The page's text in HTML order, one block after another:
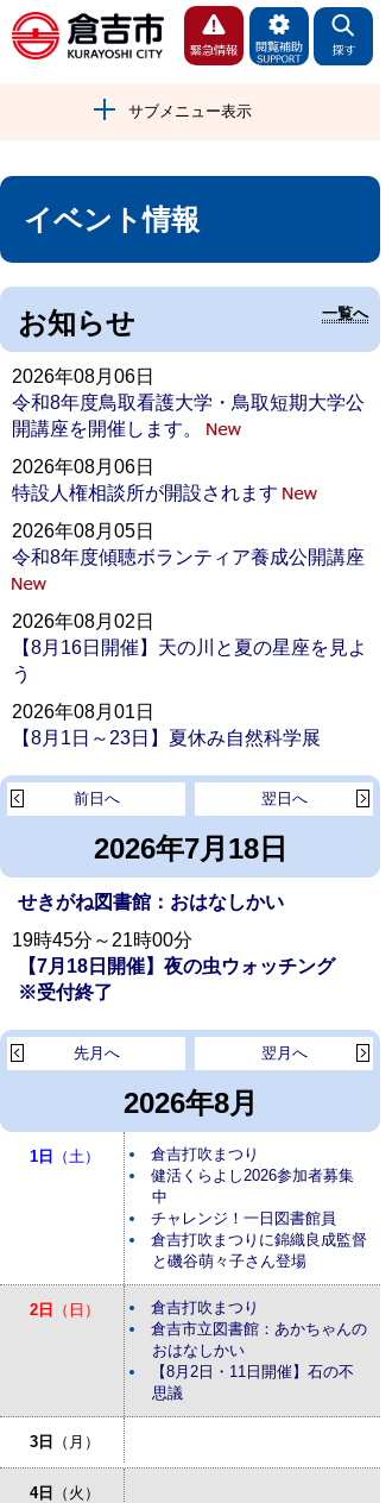
サブメニュー表示
イベント情報
お知らせ 一覧へ
2026年08月06日
令和8年度鳥取看護大学・鳥取短期大学公
開講座を開催します。
2026年08月06日
特設人権相談所が開設されます
2026年08月05日
令和8年度傾聴ボランティア養成公開講座
2026年08月02日
【8月16日開催】天の川と夏の星座を見よ
う
2026年08月01日
【8月1日～23日】夏休み自然科学展
2026年7月18日
翌日へ
前日へ
せきがね図書館：おはなしかい
19時45分～21時00分
【7月18日開催】夜の虫ウォッチング
※受付終了
2026年8月
翌月へ
先月へ
1日 （土）
倉吉打吹まつり
健活くらよし2026参加者募集
中
チャレンジ！一日図書館員
倉吉打吹まつりに錦織良成監督
と磯谷萌々子さん登場
2日 （日）
倉吉打吹まつり
倉吉市立図書館：あかちゃんの
おはなしかい
【8月2日・11日開催】石の不
思議
3日 （月）
4日 （火）